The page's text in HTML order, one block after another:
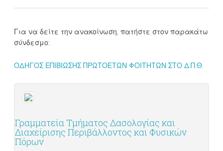
Για να δείτε την ανακοίνωση, πατήστε στον παρακάτω
σύνδεσμο:
ΟΔΗΓΟΣ ΕΠΙΒΙΩΣΗΣ ΠΡΩΤΟΕΤΩΝ ΦΟΙΤΗΤΩΝ ΣΤΟ Δ.Π.Θ.
Γραμματεία Τμήματος Δασολογίας και
Διαχείρισης Περιβάλλοντος και Φυσικών
Πόρων